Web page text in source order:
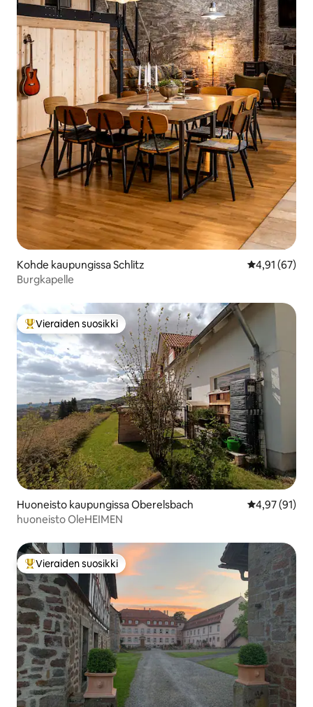
Kohde kaupungissa Schlitz
4,91 (67)
Burgkapelle
Vieraiden suosikkien parhaimmistoa
Vieraiden suosikki
Huoneisto kaupungissa Oberelsbach
4,97 (91)
huoneisto OleHEIMEN
Vieraiden suosikkien parhaimmistoa
Vieraiden suosikki